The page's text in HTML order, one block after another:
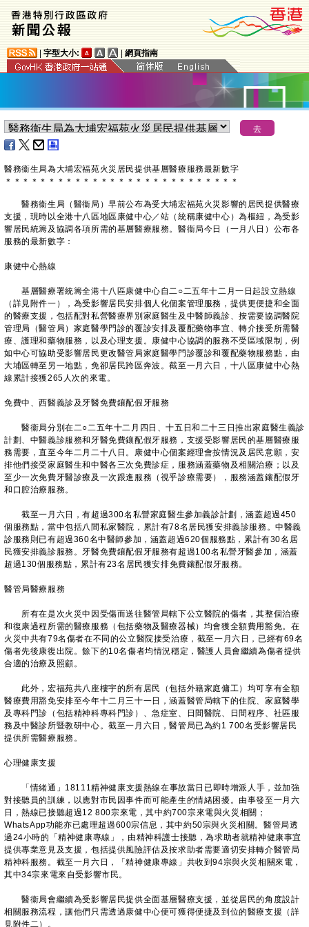
字型大小: 網頁指南
醫務衞生局為大埔宏福苑火災居民提供基層醫療服務最新數字
＊ ＊ ＊ ＊ ＊ ＊ ＊ ＊ ＊ ＊ ＊ ＊ ＊ ＊ ＊ ＊ ＊ ＊ ＊ ＊ ＊ ＊ ＊ ＊ ＊ ＊ ＊
醫務衞生局（醫衞局）早前公布為受大埔宏福苑火災影響的居民提供醫療
支援，現時以全港十八區地區康健中心／站（統稱康健中心）為樞紐，為受影
響居民統籌及協調各項所需的基層醫療服務。醫衞局今日（一月八日）公布各
服務的最新數字：
康健中心熱線
基層醫療署統籌全港十八區康健中心自二○二五年十二月一日起設立熱線
（詳見附件一），為受影響居民安排個人化個案管理服務，提供更便捷和全面
的醫療支援，包括配對私營醫療界別家庭醫生及中醫師義診、按需要協調醫院
管理局（醫管局）家庭醫學門診的覆診安排及覆配藥物事宜、轉介接受所需醫
療、護理和藥物服務，以及心理支援。康健中心協調的服務不受區域限制，例
如中心可協助受影響居民更改醫管局家庭醫學門診覆診和覆配藥物服務點，由
大埔區轉至另一地點，免卻居民跨區奔波。截至一月六日，十八區康健中心熱
線累計接獲265人次的來電。
免費中、西醫義診及牙醫免費鑲配假牙服務
醫衞局分別在二○二五年十二月四日、十五日和二十三日推出家庭醫生義診
計劃、中醫義診服務和牙醫免費鑲配假牙服務，支援受影響居民的基層醫療服
務需要，直至今年二月二十八日。康健中心個案經理會按情況及居民意願，安
排他們接受家庭醫生和中醫各三次免費診症，服務涵蓋藥物及相關治療；以及
至少一次免費牙醫診療及一次跟進服務（視乎診療需要），服務涵蓋鑲配假牙
和口腔治療服務。
截至一月六日，有超過300名私營家庭醫生參加義診計劃，涵蓋超過450
個服務點，當中包括八間私家醫院，累計有78名居民獲安排義診服務。中醫義
診服務則已有超過360名中醫師參加，涵蓋超過620個服務點，累計有30名居
民獲安排義診服務。牙醫免費鑲配假牙服務有超過100名私營牙醫參加，涵蓋
超過130個服務點，累計有23名居民獲安排免費鑲配假牙服務。
醫管局醫療服務
所有在是次火災中因受傷而送往醫管局轄下公立醫院的傷者，其整個治療
和復康過程所需的醫療服務（包括藥物及醫療器械）均會獲全額費用豁免。在
火災中共有79名傷者在不同的公立醫院接受治療，截至一月六日，已經有69名
傷者先後康復出院。餘下的10名傷者均情況穩定，醫護人員會繼續為傷者提供
合適的治療及照顧。
此外，宏福苑共八座樓宇的所有居民（包括外籍家庭傭工）均可享有全額
醫療費用豁免安排至今年十二月三十一日，涵蓋醫管局轄下的住院、家庭醫學
及專科門診（包括精神科專科門診）、急症室、日間醫院、日間程序、社區服
務及中醫診所暨教研中心。截至一月六日，醫管局已為約1 700名受影響居民
提供所需醫療服務。
心理健康支援
「情緒通」18111精神健康支援熱線在事故當日已即時增派人手，並加強
對接聽員的訓練，以應對市民因事件而可能產生的情緒困擾。由事發至一月六
日，熱線已接聽超過12 800宗來電，其中約700宗來電與火災相關；
WhatsApp功能亦已處理超過600宗信息，其中約50宗與火災相關。醫管局透
過24小時的「精神健康專線」，由精神科護士接聽，為求助者就精神健康事宜
提供專業意見及支援，包括提供風險評估及按求助者需要適切安排轉介醫管局
精神科服務。截至一月六日，「精神健康專線」共收到94宗與火災相關來電，
其中34宗來電來自受影響市民。
醫衞局會繼續為受影響居民提供全面基層醫療支援，並從居民的角度設計
相關服務流程，讓他們只需透過康健中心便可獲得便捷及到位的醫療支援（詳
見附件二）。